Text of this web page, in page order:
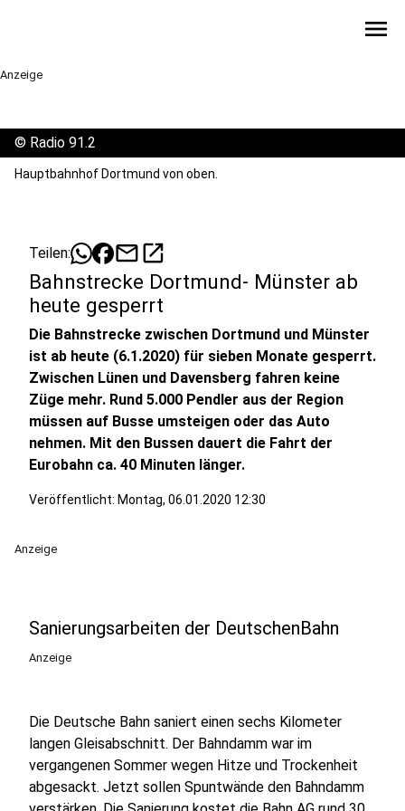
menu
Anzeige
© Radio 91.2
Hauptbahnhof Dortmund von oben.
Teilen: mailopen_in_new
Bahnstrecke Dortmund- Münster ab
heute gesperrt
Die Bahnstrecke zwischen Dortmund und Münster
ist ab heute (6.1.2020) für sieben Monate gesperrt.
Zwischen Lünen und Davensberg fahren keine
Züge mehr. Rund 5.000 Pendler aus der Region
müssen auf Busse umsteigen oder das Auto
nehmen. Mit den Bussen dauert die Fahrt der
Eurobahn ca. 40 Minuten länger.
Veröffentlicht: Montag, 06.01.2020 12:30
Anzeige
Sanierungsarbeiten der DeutschenBahn
Anzeige
Die Deutsche Bahn saniert einen sechs Kilometer
langen Gleisabschnitt. Der Bahndamm war im
vergangenen Sommer wegen Hitze und Trockenheit
abgesackt. Jetzt sollen Spuntwände den Bahndamm